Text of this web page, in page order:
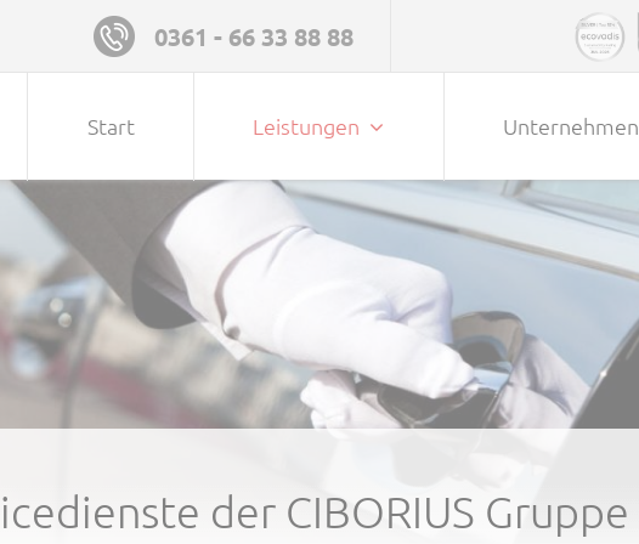
0361 - 66 33 88 88
Navigation überspringen
Start Leistungen Unternehmen
der CIBORIUS Gruppe